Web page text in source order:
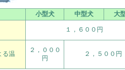
小型犬 中型犬
大
１，６００円
る温
２，０００
円
２，５００円